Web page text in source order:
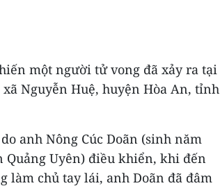
một người tử vong đã xảy ra tại
Nguyễn Huệ, huyện Hòa An, tỉnh
anh Nông Cúc Doãn (sinh năm
Quảng Uyên) điều khiển, khi đến
làm chủ tay lái, anh Doãn đã đâm